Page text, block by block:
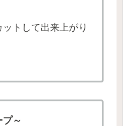
トして出来上がり
プ～